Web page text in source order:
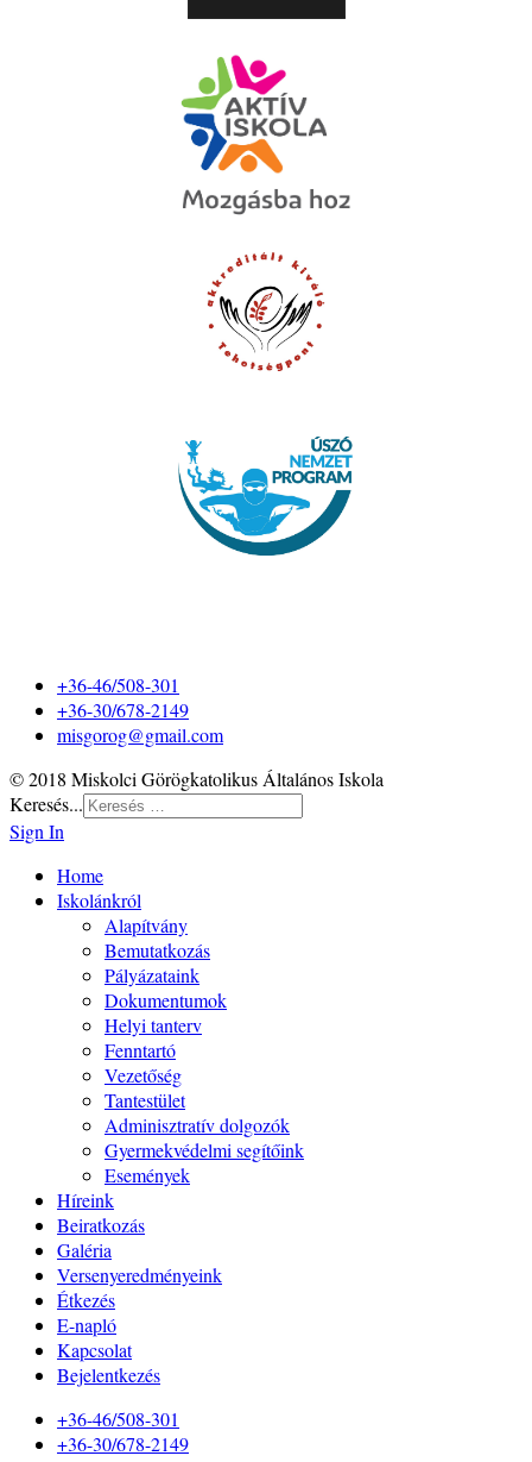
+36-46/508-301
+36-30/678-2149
misgorog@gmail.com
© 2018 Miskolci Görögkatolikus Általános Iskola
Keresés...
Sign In
Home
Iskolánkról
Alapítvány
Bemutatkozás
Pályázataink
Dokumentumok
Helyi tanterv
Fenntartó
Vezetőség
Tantestület
Adminisztratív dolgozók
Gyermekvédelmi segítőink
Események
Híreink
Beiratkozás
Galéria
Versenyeredményeink
Étkezés
E-napló
Kapcsolat
Bejelentkezés
+36-46/508-301
+36-30/678-2149